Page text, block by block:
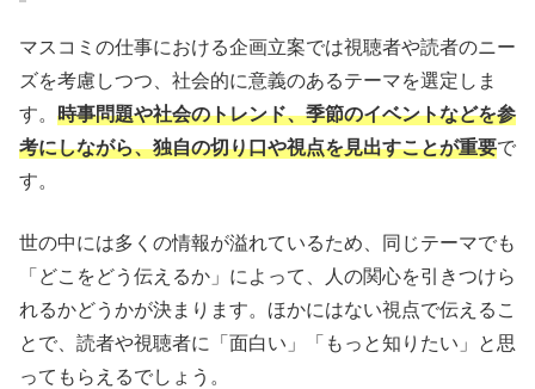
マスコミの仕事における企画立案では視聴者や読者のニー
ズを考慮しつつ、社会的に意義のあるテーマを選定しま
す。 時事問題や社会のトレンド、季節のイベントなどを参
考にしながら、独自の切り口や視点を見出すことが重要で
す。
世の中には多くの情報が溢れているため、同じテーマでも
「どこをどう伝えるか」によって、人の関心を引きつけら
れるかどうかが決まります。ほかにはない視点で伝えるこ
とで、読者や視聴者に「面白い」「もっと知りたい」と思
ってもらえるでしょう。